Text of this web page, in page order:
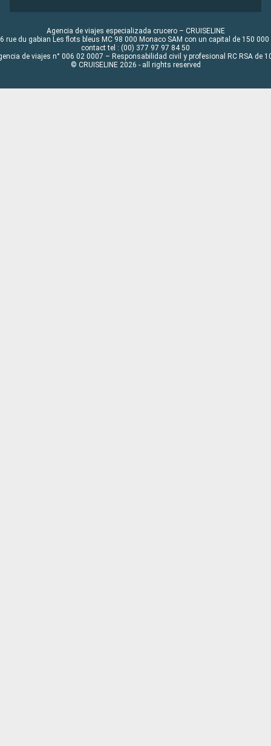
Agencia de viajes especializada crucero – CRUISELINE
rue du gabian Les flots bleus MC 98 000 Monaco SAM con un capital de 150 000
contact tel : (00) 377 97 97 84 50
de viajes n° 006 02 0007 – Responsabilidad civil y profesional RC RSA de
© CRUISELINE 2026 - all rights reserved